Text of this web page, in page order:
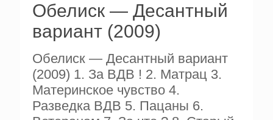
Обелиск — Десантный
вариант (2009)
Обелиск — Десантный вариант
(2009) 1. За ВДВ ! 2. Матрац 3.
Материнское чувство 4.
Разведка ВДВ 5. Пацаны 6.